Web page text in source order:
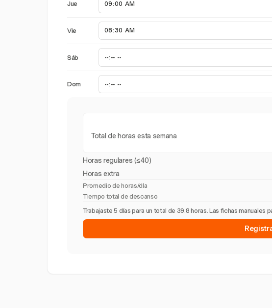
Jue
Vie
Sáb
Dom
Total de horas esta semana
Horas regulares (≤40)
Horas extra
Promedio de horas/día
Tiempo total de descanso
Trabajaste 5 días para un total de 39.8 horas. Las fichas